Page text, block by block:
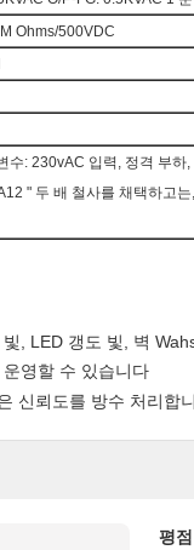
Ohms/500VDC
수: 230vAC 입력, 정격 부하,
" 두 배 철사를 채택하고
, LED 갱도 빛, 벽
영할 수 있습니다
평